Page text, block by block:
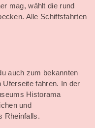
mag, wählt die rund
Alle Schiffsfahrten
auch zum bekannten
Uferseite fahren. In der
Historama
und
Rheinfalls.